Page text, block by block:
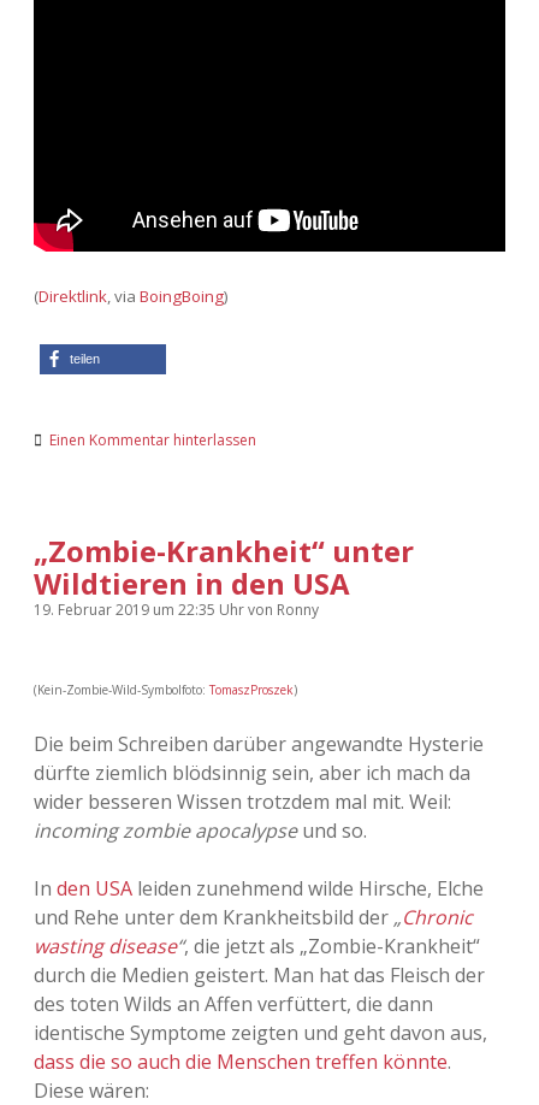
(Direktlink, via BoingBoing)
teilen
Einen Kommentar hinterlassen
„Zombie-Krankheit“ unter
Wildtieren in den USA
19. Februar 2019 um 22:35 Uhrvon Ronny
(Kein-Zombie-Wild-Symbolfoto:TomaszProszek)
Die beim Schreiben darüber angewandte Hysterie
dürfte ziemlich blödsinnig sein, aber ich mach da
wider besseren Wissen trotzdem mal mit. Weil:
incoming zombie apocalypseund so.
In den USA leiden zunehmend wilde Hirsche, Elche
und Rehe unter dem Krankheitsbild der „Chronic
wasting disease“, die jetzt als „Zombie-Krankheit“
durch die Medien geistert. Man hat das Fleisch der
des toten Wilds an Affen verfüttert, die dann
identische Symptome zeigten und geht davon aus,
dass die so auch die Menschen treffen könnte.
Diese wären: